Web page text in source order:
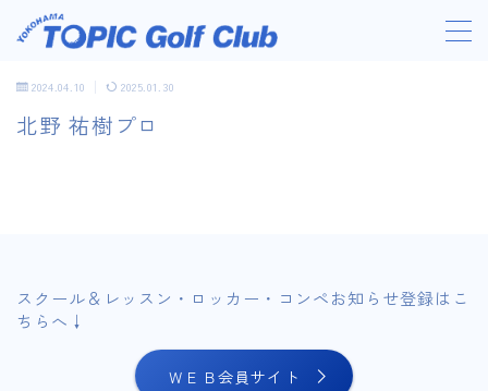
スクール/レッスン
2024.04.10 2025.01.30
北野 祐樹プロ
スクール＆レッスン・ロッカー・コンペお知らせ登録はこ
ちらへ↓
ＷＥＢ会員サイト